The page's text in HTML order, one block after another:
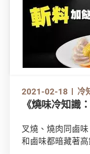
2021-02-18 冷
《燒味冷知識
叉燒、燒肉同鹵
和鹵味都暗藏著